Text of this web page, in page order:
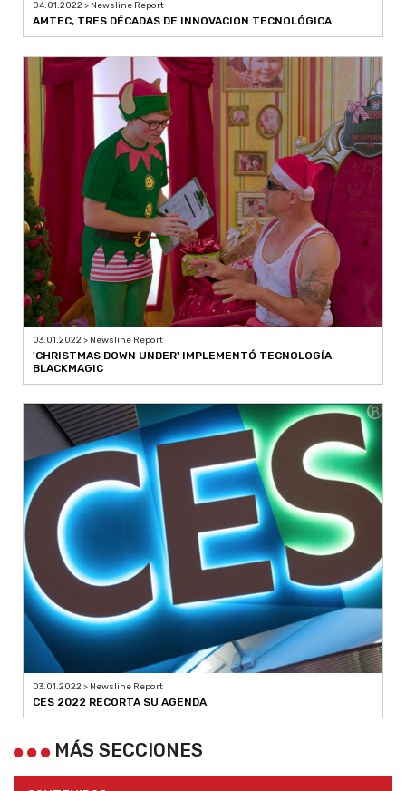
04.01.2022 > Newsline Report
AMTEC, TRES DÉCADAS DE INNOVACION TECNOLÓGICA
03.01.2022 > Newsline Report
'CHRISTMAS DOWN UNDER' IMPLEMENTÓ TECNOLOGÍA
BLACKMAGIC
03.01.2022 > Newsline Report
CES 2022 RECORTA SU AGENDA
MÁS SECCIONES